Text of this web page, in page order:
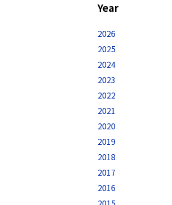
Year
2026
2025
2024
2023
2022
2021
2020
2019
2018
2017
2016